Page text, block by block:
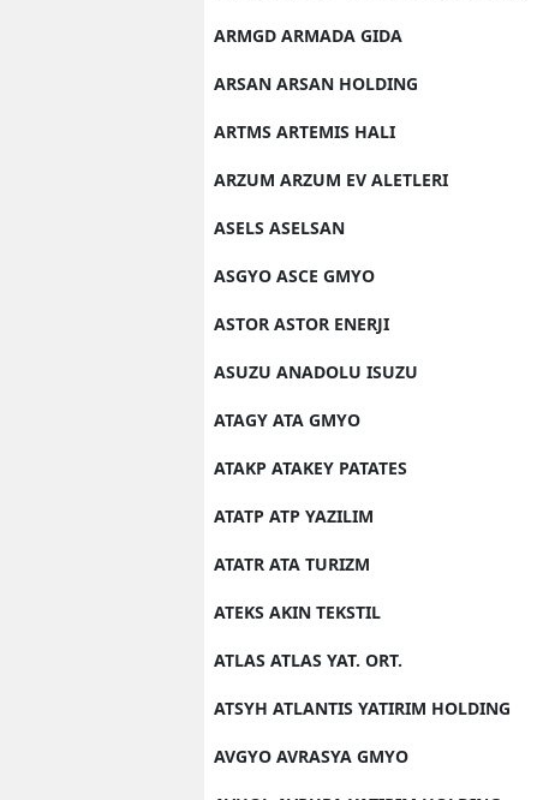
ARMGD ARMADA GIDA
ARSAN ARSAN HOLDING
ARTMS ARTEMIS HALI
ARZUM ARZUM EV ALETLERI
ASELS ASELSAN
ASGYO ASCE GMYO
ASTOR ASTOR ENERJI
ASUZU ANADOLU ISUZU
ATAGY ATA GMYO
ATAKP ATAKEY PATATES
ATATP ATP YAZILIM
ATATR ATA TURIZM
ATEKS AKIN TEKSTIL
ATLAS ATLAS YAT. ORT.
ATSYH ATLANTIS YATIRIM HOLDING
AVGYO AVRASYA GMYO